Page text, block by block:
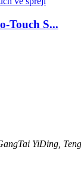
Touch S...
YiDing,